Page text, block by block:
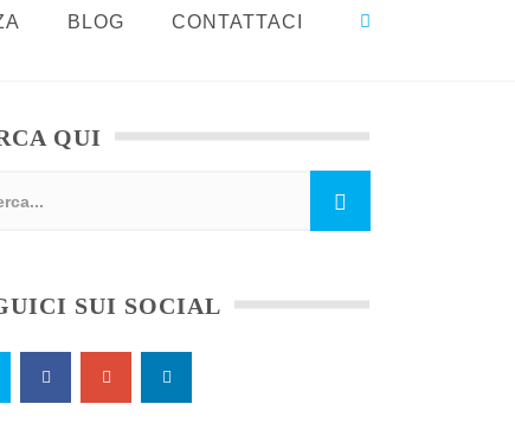
BLOG CONTATTACI
QUI
SUI SOCIAL